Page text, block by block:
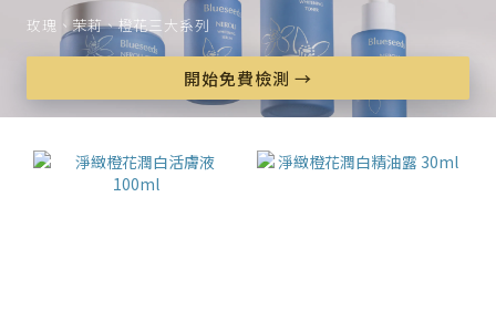
玫瑰、茉莉、橙花三大系列
開始免費檢測 →